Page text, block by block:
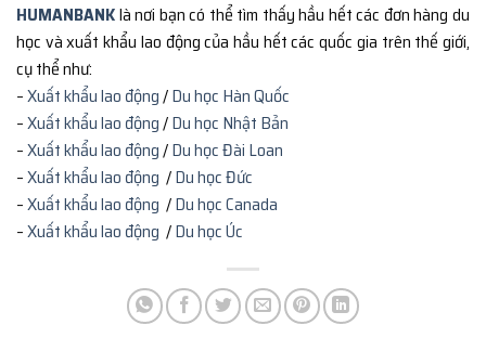
HUMANBANKlà nơi bạn có thể tìm thấy hầu hết các đơn hàng du
học và xuất khẩu lao động của hầu hết các quốc gia trên thế giới,
cụ thể như:
–Xuất khẩu lao động/Du học Hàn Quốc
–Xuất khẩu lao động/Du học Nhật Bản
–Xuất khẩu lao động/Du học Đài Loan
–Xuất khẩu lao động /Du học Đức
–Xuất khẩu lao động /Du học Canada
–Xuất khẩu lao động /Du học Úc